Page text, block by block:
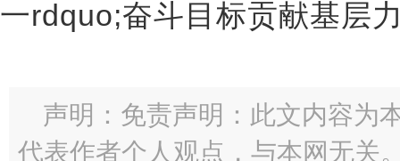
一rdquo;奋斗目标贡献基层
声明：免责声明：此文内容为
代表作者个人观点，与本网无关